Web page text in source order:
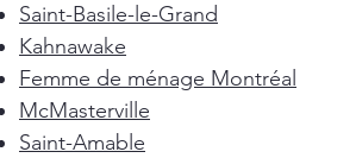
Saint-Basile-le-Grand
Kahnawake
Femme de ménage Montréal
McMasterville
Saint-Amable